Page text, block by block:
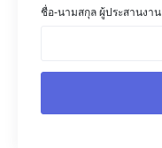
ชื่อ-นามสกุล ผู้ประสานงาน